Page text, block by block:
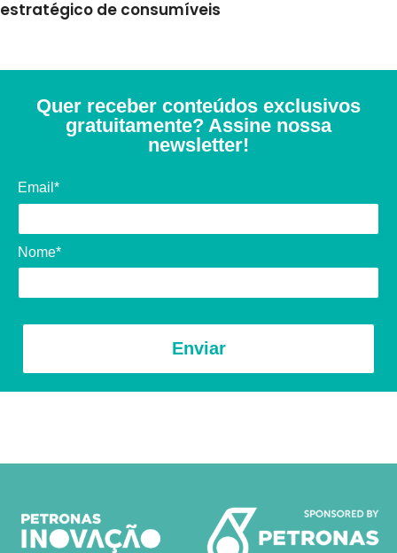
estratégico de consumíveis
Quer receber conteúdos exclusivos
gratuitamente? Assine nossa
newsletter!
Email*
Nome*
Enviar